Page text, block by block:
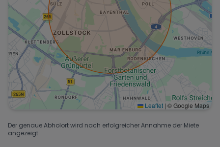
Leaflet | © Google Maps
Der genaue Abholort wird nach erfolgreicher Annahme der Miete
angezeigt.